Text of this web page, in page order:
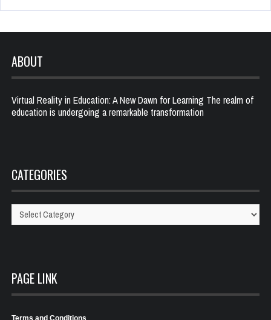
ABOUT
Virtual Reality in Education: A New Dawn for Learning The realm of
education is undergoing a remarkable transformation
CATEGORIES
Categories
PAGE LINK
Terms and Conditions